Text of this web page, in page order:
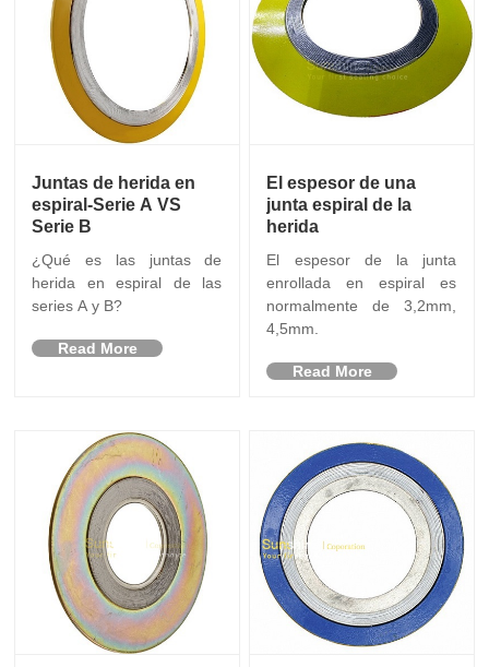
Juntas de herida en
espiral-Serie A VS
Serie B
¿Qué es las juntas de
herida en espiral de las
series A y B?
Read More
El espesor de una
junta espiral de la
herida
El espesor de la junta
enrollada en espiral es
normalmente de 3,2mm,
4,5mm.
Read More